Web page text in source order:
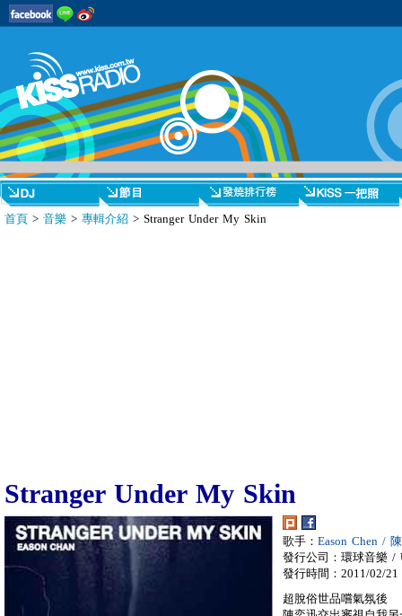
首頁 > 音樂 > 專輯介紹 > Stranger Under My Skin
Stranger Under My Skin
歌手： Eason Chen /
發行公司：環球音樂 /
發行時間：2011/02/21
超脫俗世品嚐氣氛後